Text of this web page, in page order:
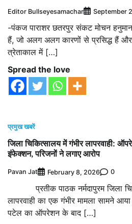
Editor Bullseyesamachar September
-पंकज पाराशर छतरपुर संकट मोचन
हैं, जो अलग अलग कारणों से प्रसिद्ध हैं
त्रेताकाल में […]
Spread the love
प्रमुख खबरें
जिला चिकित्सालय में गंभीर लापरवाही:
इंफेक्शन, परिजनों ने लगाए आरोप
Pavan Jat February 8, 2026 0
प्रतीक पाठक नर्मदापुरम जिला
लापरवाही का एक गंभीर मामला सामने आया
पटेल का ऑपरेशन के बाद […]